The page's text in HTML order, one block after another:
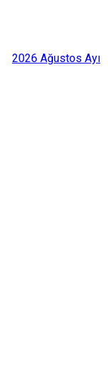
2026 Ağustos Ayı